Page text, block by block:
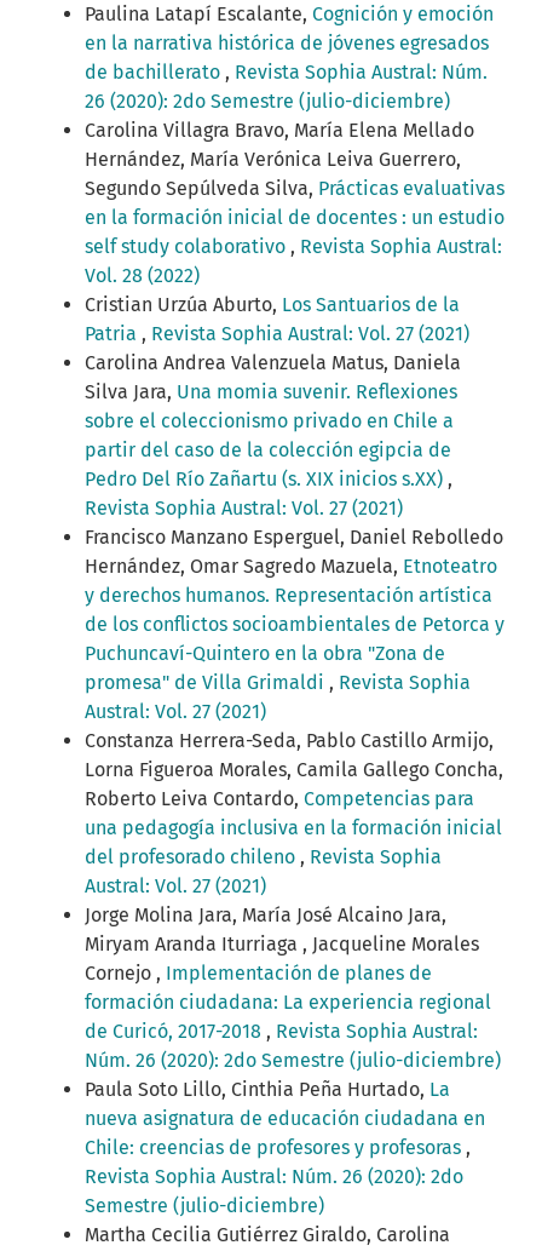
Paulina Latapí Escalante, Cognición y emoción
en la narrativa histórica de jóvenes egresados
de bachillerato , Revista Sophia Austral: Núm.
26 (2020): 2do Semestre (julio-diciembre)
Carolina Villagra Bravo, María Elena Mellado
Hernández, María Verónica Leiva Guerrero,
Segundo Sepúlveda Silva, Prácticas evaluativas
en la formación inicial de docentes : un estudio
self study colaborativo , Revista Sophia Austral:
Vol. 28 (2022)
Cristian Urzúa Aburto, Los Santuarios de la
Patria , Revista Sophia Austral: Vol. 27 (2021)
Carolina Andrea Valenzuela Matus, Daniela
Silva Jara, Una momia suvenir. Reflexiones
sobre el coleccionismo privado en Chile a
partir del caso de la colección egipcia de
Pedro Del Río Zañartu (s. XIX inicios s.XX) ,
Revista Sophia Austral: Vol. 27 (2021)
Francisco Manzano Esperguel, Daniel Rebolledo
Hernández, Omar Sagredo Mazuela, Etnoteatro
y derechos humanos. Representación artística
de los conflictos socioambientales de Petorca y
Puchuncaví-Quintero en la obra "Zona de
promesa" de Villa Grimaldi , Revista Sophia
Austral: Vol. 27 (2021)
Constanza Herrera-Seda, Pablo Castillo Armijo,
Lorna Figueroa Morales, Camila Gallego Concha,
Roberto Leiva Contardo, Competencias para
una pedagogía inclusiva en la formación inicial
del profesorado chileno , Revista Sophia
Austral: Vol. 27 (2021)
Jorge Molina Jara, María José Alcaino Jara,
Miryam Aranda Iturriaga , Jacqueline Morales
Cornejo , Implementación de planes de
formación ciudadana: La experiencia regional
de Curicó, 2017-2018 , Revista Sophia Austral:
Núm. 26 (2020): 2do Semestre (julio-diciembre)
Paula Soto Lillo, Cinthia Peña Hurtado, La
nueva asignatura de educación ciudadana en
Chile: creencias de profesores y profesoras ,
Revista Sophia Austral: Núm. 26 (2020): 2do
Semestre (julio-diciembre)
Martha Cecilia Gutiérrez Giraldo, Carolina